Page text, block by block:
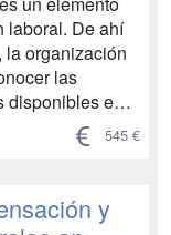
laboral. De ahí
la organización
las
disponibles en
español. No en
no se
puede
545 €
y